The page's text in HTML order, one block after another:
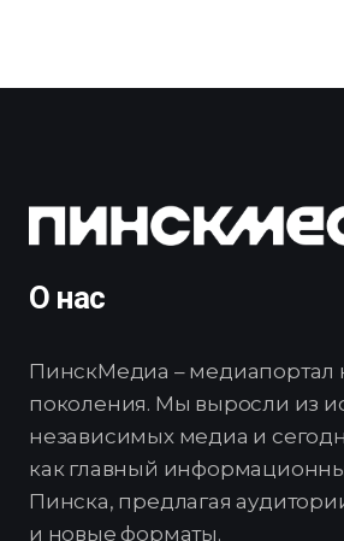
О нас
ПинскМедиа – медиапортал
поколения. Мы выросли из
независимых медиа и
как главный
Пинска, предлагая
и новые форматы.